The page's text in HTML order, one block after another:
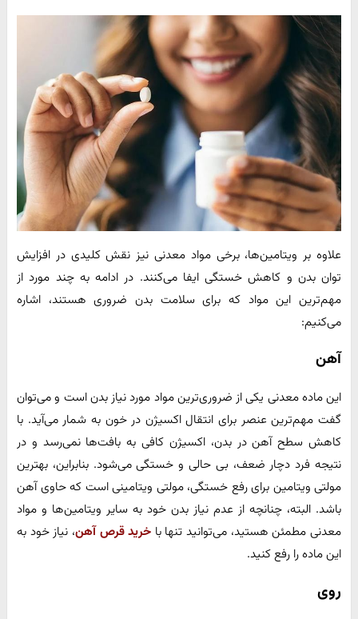
علاوه بر ویتامین‌ها، برخی مواد معدنی نیز نقش کلیدی در افزایش
توان بدن و کاهش خستگی ایفا می‌کنند. در ادامه به چند مورد از
مهم‌ترین این مواد که برای سلامت بدن ضروری هستند، اشاره
می‌کنیم:
آهن
این ماده معدنی یکی از ضروری‌ترین مواد مورد نیاز بدن است و می‌توان
گفت مهم‌ترین عنصر برای انتقال اکسیژن در خون به شمار می‌آید. با
کاهش سطح آهن در بدن، اکسیژن کافی به بافت‌ها نمی‌رسد و در
نتیجه فرد دچار ضعف، بی حالی و خستگی می‌شود. بنابراین، بهترین
مولتی ویتامین برای رفع خستگی، مولتی ویتامینی است که حاوی آهن
باشد. البته، چنانچه از عدم نیاز بدن خود به سایر ویتامین‌ها و مواد
معدنی مطمئن هستید، می‌توانید تنها با خرید قرص آهن، نیاز خود به
این ماده را رفع کنید.
روی